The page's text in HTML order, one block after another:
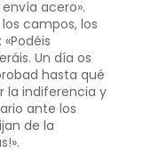
acero».
campos, los
Un día os
hasta qué
la indiferencia y
ante los
de la